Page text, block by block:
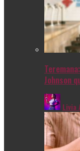
Johnson
Livia